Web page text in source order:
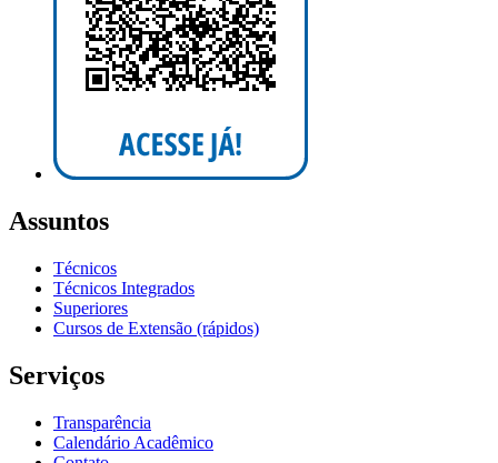
Assuntos
Técnicos
Técnicos Integrados
Superiores
Cursos de Extensão (rápidos)
Serviços
Transparência
Calendário Acadêmico